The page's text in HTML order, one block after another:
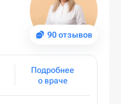
90 отзывов
Подробнее
о враче